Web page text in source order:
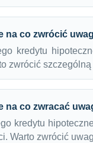
na co zwrócić
kredytu
zwrócić
na co zwracać
kredytu
Warto zwrócić